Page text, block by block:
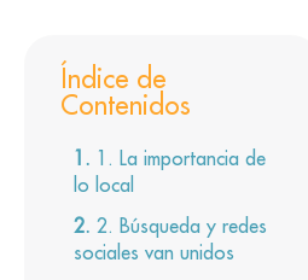
Índice de
Contenidos
1. La importancia de
lo local
2. Búsqueda y redes
sociales van unidos